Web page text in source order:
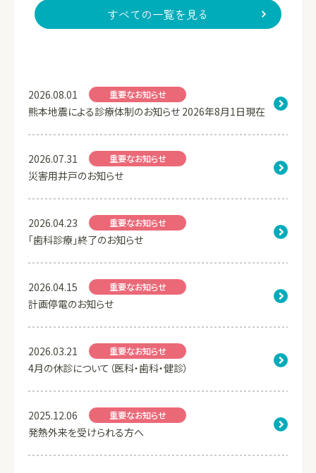
すべての一覧を見る
2026.08.01 重要なお知らせ
熊本地震による診療体制のお知らせ 2026年8月1日現在
2026.07.31 重要なお知らせ
災害用井戸のお知らせ
2026.04.23 重要なお知らせ
「歯科診療」終了のお知らせ
2026.04.15 重要なお知らせ
計画停電のお知らせ
2026.03.21 重要なお知らせ
4月の休診について（医科・歯科・健診）
2025.12.06 重要なお知らせ
発熱外来を受けられる方へ